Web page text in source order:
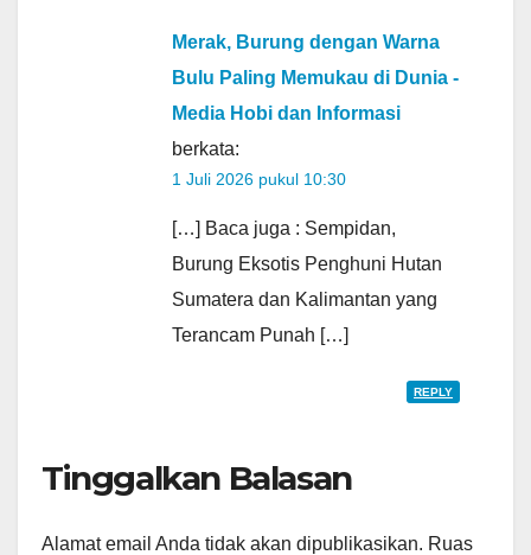
Merak, Burung dengan Warna
Bulu Paling Memukau di Dunia -
Media Hobi dan Informasi
berkata:
1 Juli 2026 pukul 10:30
[…] Baca juga : Sempidan,
Burung Eksotis Penghuni Hutan
Sumatera dan Kalimantan yang
Terancam Punah […]
REPLY
Tinggalkan Balasan
Alamat email Anda tidak akan dipublikasikan. Ruas